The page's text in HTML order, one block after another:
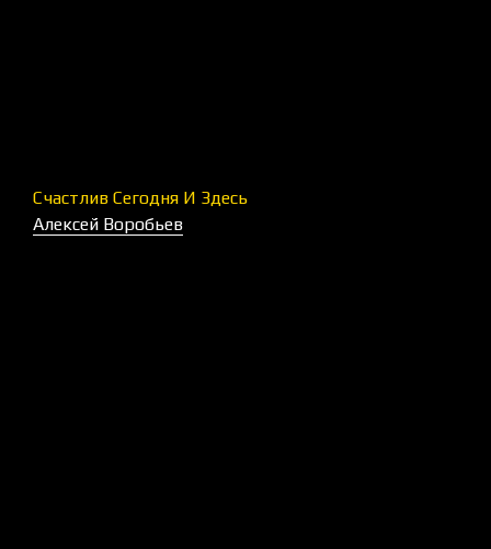
Счастлив Сегодня И Здесь
Алексей Воробьев